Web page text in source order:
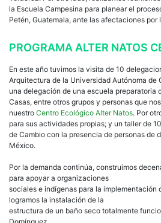
la Escuela Campesina para planear el
Petén, Guatemala, ante las afectaciones por
PROGRAMA ALTER NATOS
En este año tuvimos la visita de 10
Arquitectura de la Universidad Autónoma de
una delegación de una escuela preparatoria
Casas, entre otros grupos y personas que
nuestro Centro Ecológico Alter Natos. Por
para sus actividades propias; y un taller de
de Cambio con la presencia de personas de
México.
Por la demanda continúa, construimos
para apoyar a organizaciones
sociales e indígenas para la implementación
logramos la instalación de la
estructura de un baño seco totalmente